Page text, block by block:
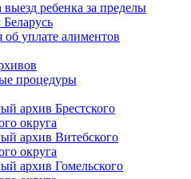
выезд ребенка за пределы
уплате алиментов
процедуры
архив Брестского
округа
архив Витебского
округа
архив Гомельского